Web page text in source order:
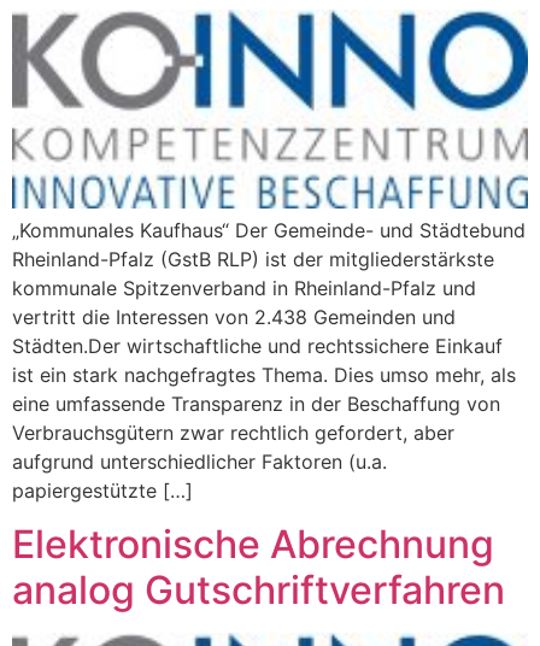
„Kommunales Kaufhaus“ Der Gemeinde- und Städtebund
Rheinland-Pfalz (GstB RLP) ist der mitgliederstärkste
kommunale Spitzenverband in Rheinland-Pfalz und
vertritt die Interessen von 2.438 Gemeinden und
Städten.Der wirtschaftliche und rechtssichere Einkauf
ist ein stark nachgefragtes Thema. Dies umso mehr, als
eine umfassende Transparenz in der Beschaffung von
Verbrauchsgütern zwar rechtlich gefordert, aber
aufgrund unterschiedlicher Faktoren (u.a.
papiergestützte […]
Elektronische Abrechnung
analog Gutschriftverfahren